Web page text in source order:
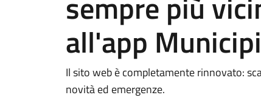
all'app
Il sito web è completamente rinnovato:
novità ed emergenze.